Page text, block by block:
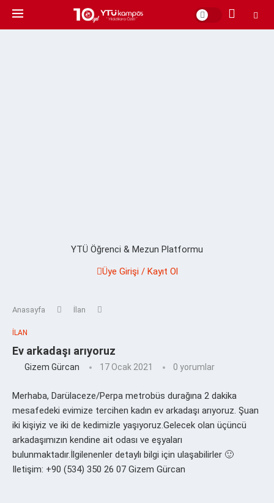
YTÜ Öğrenci & Mezun Platformu
Üye Girişi / Kayıt Ol
Anasayfa İlan
İLAN
Ev arkadaşı arıyoruz
Gizem Gürcan 17 Ocak 2021 0 yorumlar
Merhaba, Darülaceze/Perpa metrobüs durağına 2 dakika
mesafedeki evimize tercihen kadın ev arkadaşı arıyoruz. Şuan
iki kişiyiz ve iki de kedimizle yaşıyoruz.Gelecek olan üçüncü
arkadaşımızın kendine ait odası ve eşyaları
bulunmaktadır.İlgilenenler detaylı bilgi için ulaşabilirler 🙂
Iletişim: +90 (534) 350 26 07 Gizem Gürcan